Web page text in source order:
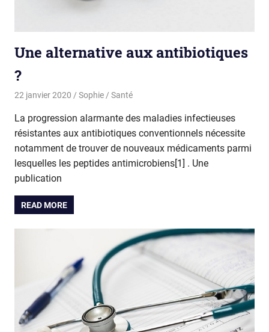
Une alternative aux antibiotiques
?
22 janvier 2020 Sophie Santé
La progression alarmante des maladies infectieuses
résistantes aux antibiotiques conventionnels nécessite
notamment de trouver de nouveaux médicaments parmi
lesquelles les peptides antimicrobiens[1] . Une
publication
READ MORE